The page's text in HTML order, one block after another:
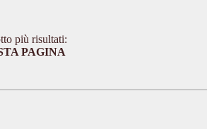
più risultati:
PAGINA